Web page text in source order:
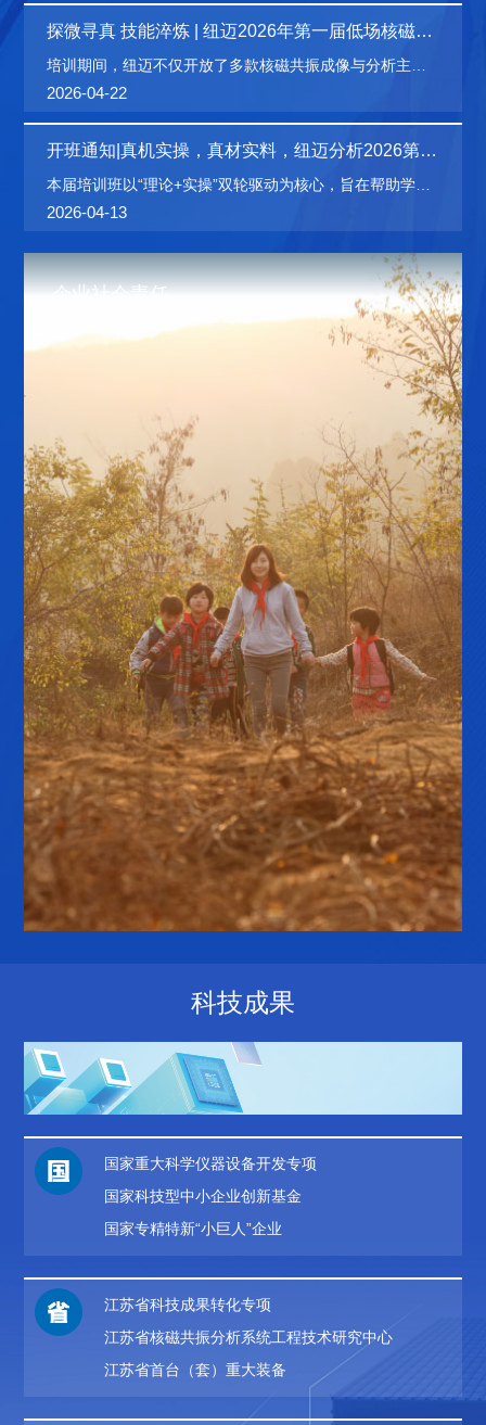
新型检测技术在蜡产品质量管控中的实际应用价值。
探微寻真 技能淬炼 | 纽迈2026年第一届低场核磁共
振应用培训班圆满结课！
培训期间，纽迈不仅开放了多款核磁共振成像与分析主力
设备，更在实操环节准备了各类真实的实验材料。当学员
们亲手将真实的岩心样本、高分子材料放进核磁探头，面
对专属的岩心分析、含油含水率分析、交联密度测量等专
项软件时，那层神秘的面纱被彻底揭开。
2026-04-22
开班通知|真机实操，真材实料，纽迈分析2026第一
届核磁应用培训班硬核启航
本届培训班以“理论+实操”双轮驱动为核心，旨在帮助学员
从原理到应用、从软件到硬件、从操作到维护，构建完整
的核磁共振知识体系。课程内容实现全面升级，覆盖五大
核心模块，并针对行业需求设置四大精品班级，确保学员
学得会、带得走、用得上。
2026-04-13
企业社会责任
科技成果
国家重大科学仪器设备开发专项
国家科技型中小企业创新基金
国家专精特新“小巨人”企业
江苏省科技成果转化专项
江苏省核磁共振分析系统工程技术研究中心
江苏省首台（套）重大装备